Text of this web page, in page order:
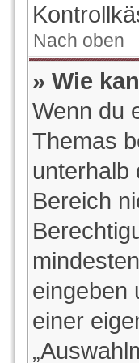
Nach oben
» Wie
Wenn du
Themas
unterhalb
Bereich
eingeben
einer